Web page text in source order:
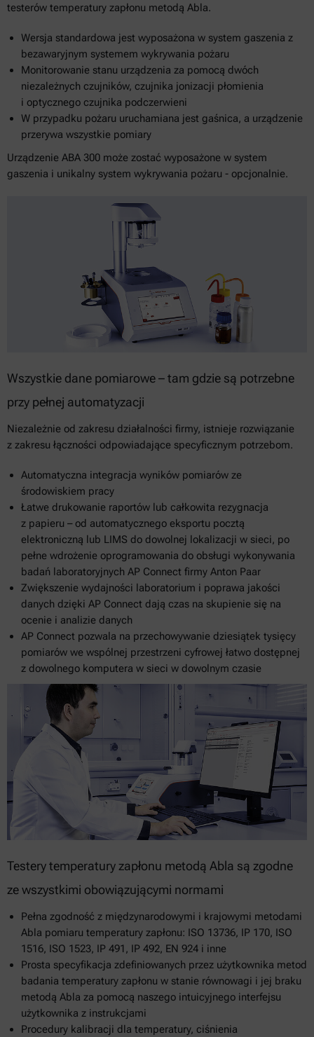
testerów temperatury zapłonu metodą Abla.
Wersja standardowa jest wyposażona w system gaszenia z
bezawaryjnym systemem wykrywania pożaru
Monitorowanie stanu urządzenia za pomocą dwóch
niezależnych czujników, czujnika jonizacji płomienia
i optycznego czujnika podczerwieni
W przypadku pożaru uruchamiana jest gaśnica, a urządzenie
przerywa wszystkie pomiary
Urządzenie ABA 300 może zostać wyposażone w system
gaszenia i unikalny system wykrywania pożaru - opcjonalnie.
Wszystkie dane pomiarowe – tam gdzie są potrzebne
przy pełnej automatyzacji
Niezależnie od zakresu działalności firmy, istnieje rozwiązanie
z zakresu łączności odpowiadające specyficznym potrzebom.
Automatyczna integracja wyników pomiarów ze
środowiskiem pracy
Łatwe drukowanie raportów lub całkowita rezygnacja
z papieru – od automatycznego eksportu pocztą
elektroniczną lub LIMS do dowolnej lokalizacji w sieci, po
pełne wdrożenie oprogramowania do obsługi wykonywania
badań laboratoryjnych AP Connect firmy Anton Paar
Zwiększenie wydajności laboratorium i poprawa jakości
danych dzięki AP Connect dają czas na skupienie się na
ocenie i analizie danych
AP Connect pozwala na przechowywanie dziesiątek tysięcy
pomiarów we wspólnej przestrzeni cyfrowej łatwo dostępnej
z dowolnego komputera w sieci w dowolnym czasie
Testery temperatury zapłonu metodą Abla są zgodne
ze wszystkimi obowiązującymi normami
Pełna zgodność z międzynarodowymi i krajowymi metodami
Abla pomiaru temperatury zapłonu: ISO 13736, IP 170, ISO
1516, ISO 1523, IP 491, IP 492, EN 924 i inne
Prosta specyfikacja zdefiniowanych przez użytkownika metod
badania temperatury zapłonu w stanie równowagi i jej braku
metodą Abla za pomocą naszego intuicyjnego interfejsu
użytkownika z instrukcjami
Procedury kalibracji dla temperatury, ciśnienia